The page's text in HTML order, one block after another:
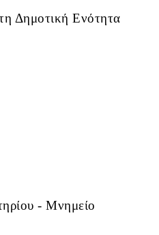
Δημοτική Ενότητα
- Μνημείο